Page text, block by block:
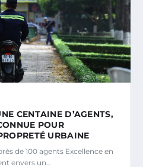
CENTAINE D’AGENTS,
POUR
URBAINE
de 100 agents Excellence en
envers un…